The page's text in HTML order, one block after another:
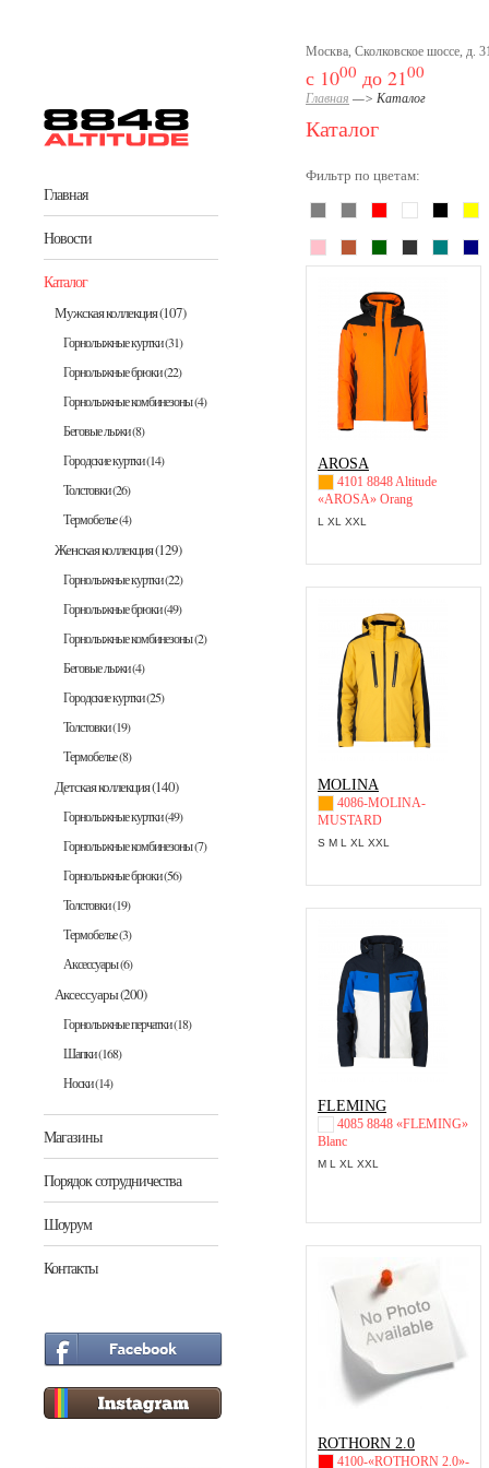
Главная
Новости
Каталог
Мужская коллекция(107)
Горнолыжные куртки(31)
Горнолыжные брюки(22)
Горнолыжные комбинезоны(4)
Беговые лыжи(8)
Городские куртки(14)
Толстовки(26)
Термобелье(4)
Женская коллекция(129)
Горнолыжные куртки(22)
Горнолыжные брюки(49)
Горнолыжные комбинезоны(2)
Беговые лыжи(4)
Городские куртки(25)
Толстовки(19)
Термобелье(8)
Детская коллекция(140)
Горнолыжные куртки(49)
Горнолыжные комбинезоны(7)
Горнолыжные брюки(56)
Толстовки(19)
Термобелье(3)
Аксессуары(6)
Аксессуары(200)
Горнолыжные перчатки(18)
Шапки(168)
Носки(14)
Магазины
Порядок сотрудничества
Шоурум
Контакты
Москва, Сколковское шоссе, д.
с 1000 до 2100
Главная —> Каталог
Каталог
Фильтр по цветам:
greengrey dive
AROSA
4101 8848 Altitude
«AROSA» Orang
L XL XXL
MOLINA
4086-MOLINA-
MUSTARD
S M L XL XXL
FLEMING
4085 8848 «FLEMING»
Blanc
M L XL XXL
ROTHORN 2.0
4100-«ROTHORN 2.0»-